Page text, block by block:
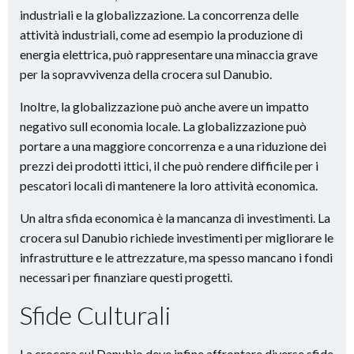
industriali e la globalizzazione. La concorrenza delle
attività industriali, come ad esempio la produzione di
energia elettrica, può rappresentare una minaccia grave
per la sopravvivenza della crocera sul Danubio.
Inoltre, la globalizzazione può anche avere un impatto
negativo sull economia locale. La globalizzazione può
portare a una maggiore concorrenza e a una riduzione dei
prezzi dei prodotti ittici, il che può rendere difficile per i
pescatori locali di mantenere la loro attività economica.
Un altra sfida economica è la mancanza di investimenti. La
crocera sul Danubio richiede investimenti per migliorare le
infrastrutture e le attrezzature, ma spesso mancano i fondi
necessari per finanziare questi progetti.
Sfide Culturali